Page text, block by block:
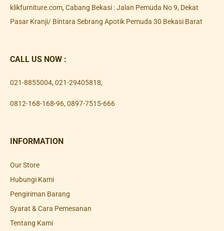
klikfurniture.com, Cabang Bekasi : Jalan Pemuda No 9, Dekat
Pasar Kranji/ Bintara Sebrang Apotik Pemuda 30 Bekasi Barat
CALL US NOW :
021-8855004, 021-29405818,
0812-168-168-96, 0897-7515-666
INFORMATION
Our Store
Hubungi Kami
Pengiriman Barang
Syarat & Cara Pemesanan
Tentang Kami